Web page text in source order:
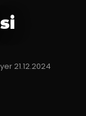
21.12.2024